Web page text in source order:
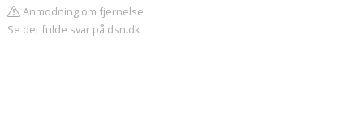
Anmodning om fjernelse
Se det fulde svar på dsn.dk